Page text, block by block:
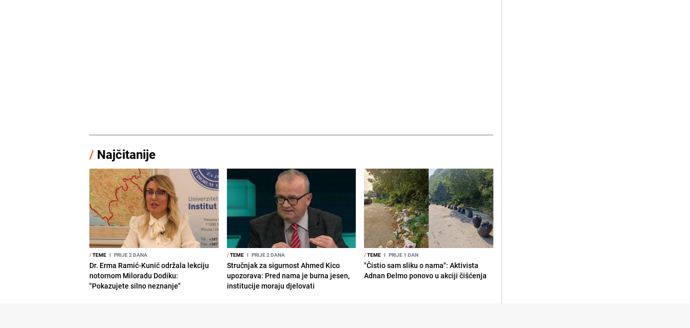
/ Najčitanije
/TEME I PRIJE 2 DANA
Dr. Erma Ramić-Kunić održala lekciju
notornom Miloradu Dodiku:
"Pokazujete silno neznanje"
/TEME I PRIJE 2 DANA
Stručnjak za sigurnost Ahmed Kico
upozorava: Pred nama je burna jesen,
institucije moraju djelovati
/TEME I PRIJE 1 DAN
"Čistio sam sliku o nama": Aktivista
Adnan Đelmo ponovo u akciji čišćenja